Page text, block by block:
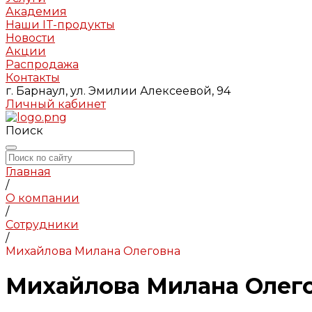
Академия
Наши IT-продукты
Новости
Акции
Распродажа
Контакты
г. Барнаул, ул. Эмилии Алексеевой, 94
Личный кабинет
Поиск
Главная
/
О компании
/
Сотрудники
/
Михайлова Милана Олеговна
Михайлова Милана